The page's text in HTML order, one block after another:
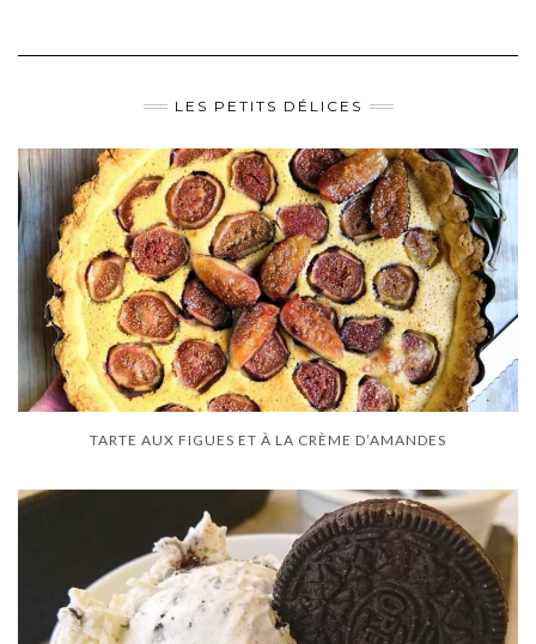
LES PETITS DÉLICES
TARTE AUX FIGUES ET À LA CRÈME D’AMANDES